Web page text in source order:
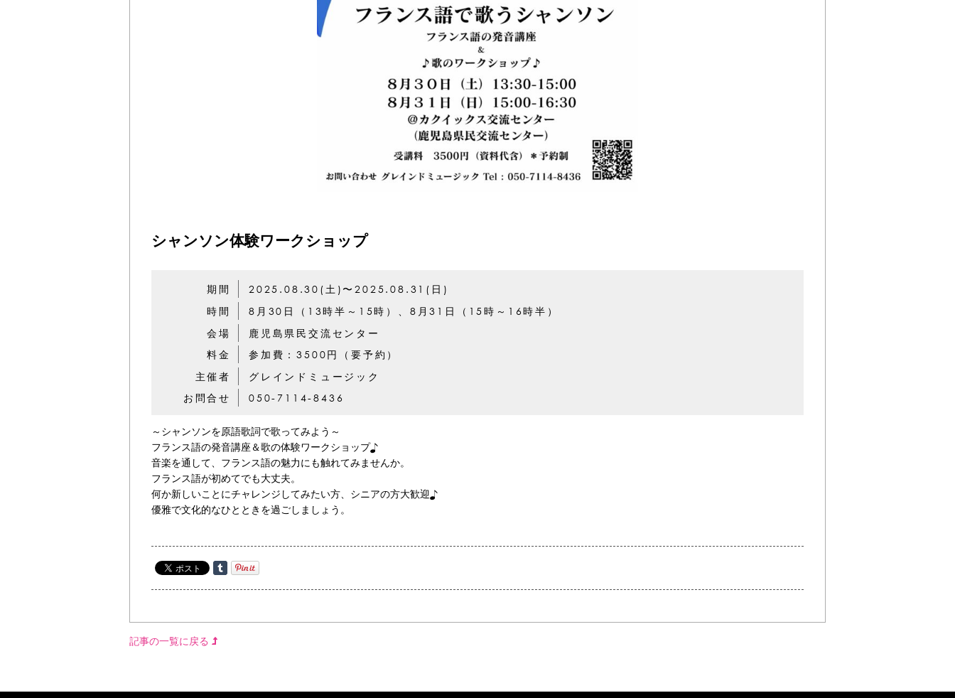
シャンソン体験ワークショップ
期間
2025.08.30(土)〜2025.08.31(日)
時間
8月30日（13時半～15時）、8月31日（15時～16時半）
会場
鹿児島県民交流センター
料金
参加費：3500円（要予約）
主催者
グレインドミュージック
お問合せ
050-7114-8436
～シャンソンを原語歌詞で歌ってみよう～
フランス語の発音講座＆歌の体験ワークショップ♪
音楽を通して、フランス語の魅力にも触れてみませんか。
フランス語が初めてでも大丈夫。
何か新しいことにチャレンジしてみたい方、シニアの方大歓迎♪
優雅で文化的なひとときを過ごしましょう。
記事の一覧に戻る